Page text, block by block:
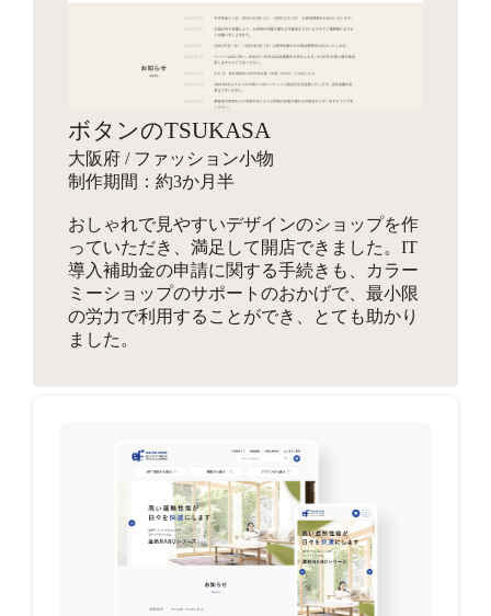
ボタンのTSUKASA
大阪府 / ファッション小物
制作期間：約3か月半
おしゃれで見やすいデザインのショップを作
っていただき、満足して開店できました。IT
導入補助金の申請に関する手続きも、カラー
ミーショップのサポートのおかげで、最小限
の労力で利用することができ、とても助かり
ました。